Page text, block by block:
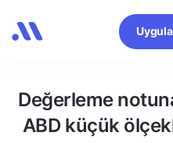
Değerleme
ABD küçük